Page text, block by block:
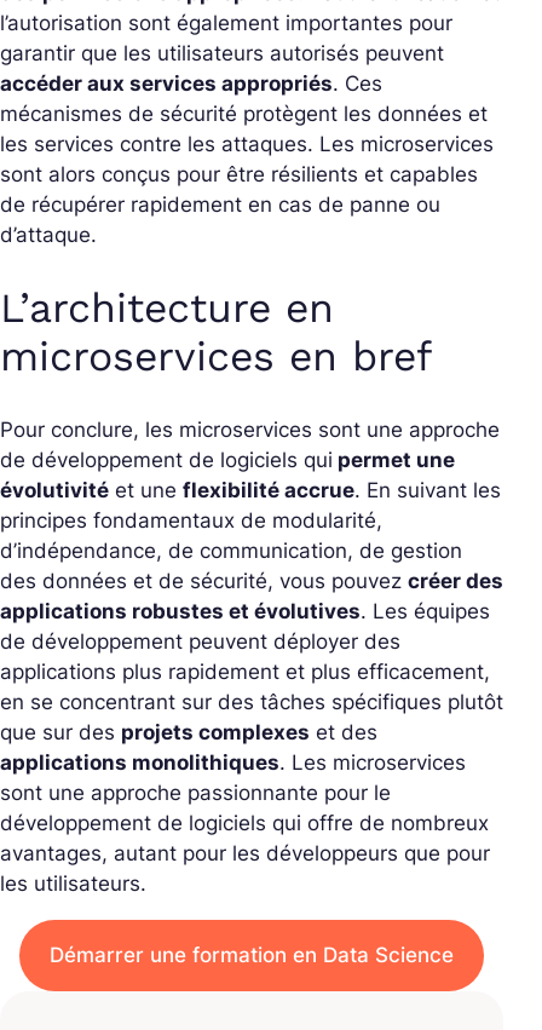
l’autorisation sont également importantes pour
garantir que les utilisateurs autorisés peuvent
accéder aux services appropriés. Ces
mécanismes de sécurité protègent les données et
les services contre les attaques. Les microservices
sont alors conçus pour être résilients et capables
de récupérer rapidement en cas de panne ou
d’attaque.
L’architecture en
microservices en bref
Pour conclure, les microservices sont une approche
de développement de logiciels qui permet une
évolutivité et une flexibilité accrue. En suivant les
principes fondamentaux de modularité,
d’indépendance, de communication, de gestion
des données et de sécurité, vous pouvez créer des
applications robustes et évolutives. Les équipes
de développement peuvent déployer des
applications plus rapidement et plus efficacement,
en se concentrant sur des tâches spécifiques plutôt
que sur des projets complexes et des
applications monolithiques. Les microservices
sont une approche passionnante pour le
développement de logiciels qui offre de nombreux
avantages, autant pour les développeurs que pour
les utilisateurs.
Démarrer une formation en Data Science